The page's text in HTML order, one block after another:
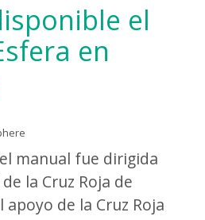
el
en
manual fue dirigida
la Cruz Roja de
de la Cruz Roja